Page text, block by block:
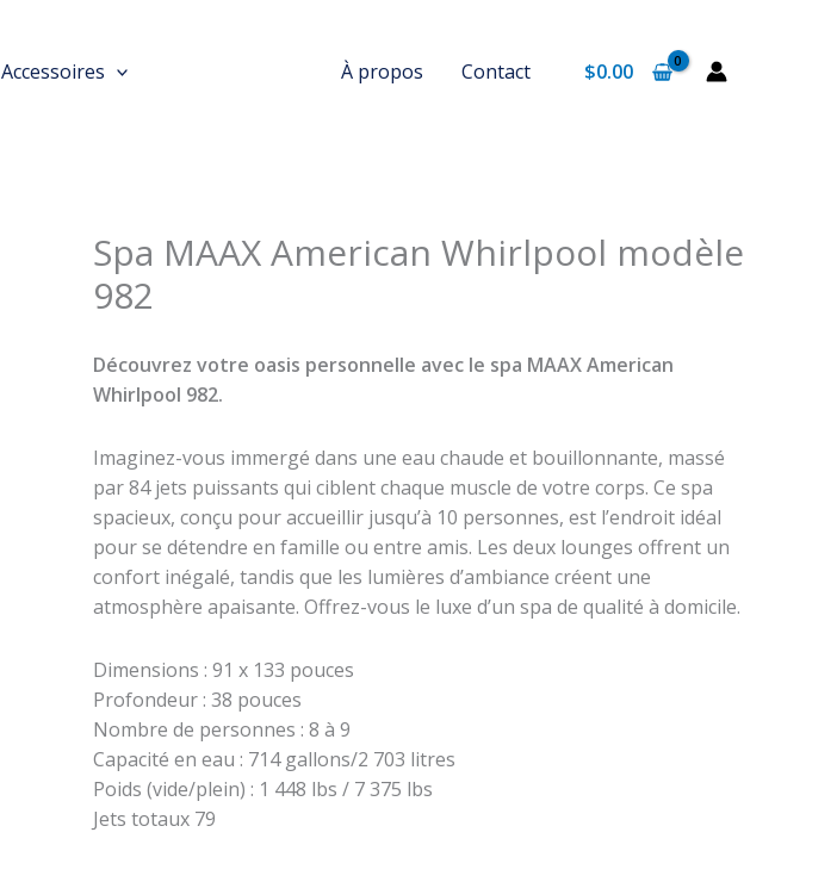
Accessoires À propos Contact $0.00
Spa MAAX American Whirlpool modèle
982
Découvrez votre oasis personnelle avec le spa MAAX American
Whirlpool 982.
Imaginez-vous immergé dans une eau chaude et bouillonnante, massé
par 84 jets puissants qui ciblent chaque muscle de votre corps. Ce spa
spacieux, conçu pour accueillir jusqu’à 10 personnes, est l’endroit idéal
pour se détendre en famille ou entre amis. Les deux lounges offrent un
confort inégalé, tandis que les lumières d’ambiance créent une
atmosphère apaisante. Offrez-vous le luxe d’un spa de qualité à domicile.
Dimensions : 91 x 133 pouces
Profondeur : 38 pouces
Nombre de personnes : 8 à 9
Capacité en eau : 714 gallons/2 703 litres
Poids (vide/plein) : 1 448 lbs / 7 375 lbs
Jets totaux 79